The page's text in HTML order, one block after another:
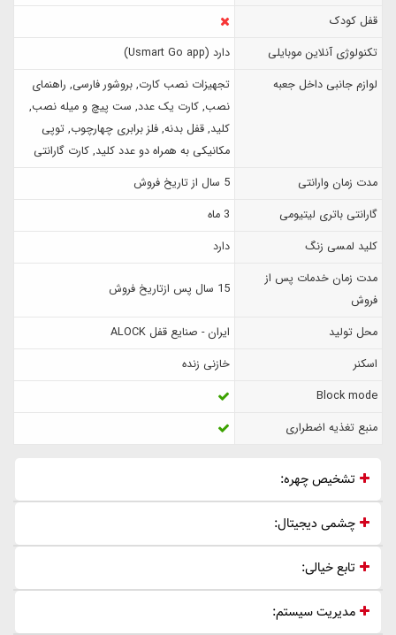
قفل کودک
تکنولوژی آنلاین موبایلی
دارد (Usmart Go app)
لوازم جانبی داخل جعبه
تجهیزات نصب کارت, بروشور فارسی, راهنمای
نصب, کارت یک عدد, ست پیچ و میله نصب,
کلید, قفل بدنه, فلز برابری چهارچوب, توپی
مکانیکی به همراه دو عدد کلید, کارت گارانتی
مدت زمان وارانتی
5 سال از تاریخ فروش
گارانتی باتری لیتیومی
3 ماه
کلید لمسی زنگ
دارد
مدت زمان خدمات پس از
فروش
15 سال پس ازتاریخ فروش
محل تولید
ایران - صنایع قفل ALOCK
اسکنر
خازنی زنده
Block mode
منبع تغذیه اضطراری
تشخیص چهره:
چشمی دیجیتال:
تابع خیالی:
مدیریت سیستم: